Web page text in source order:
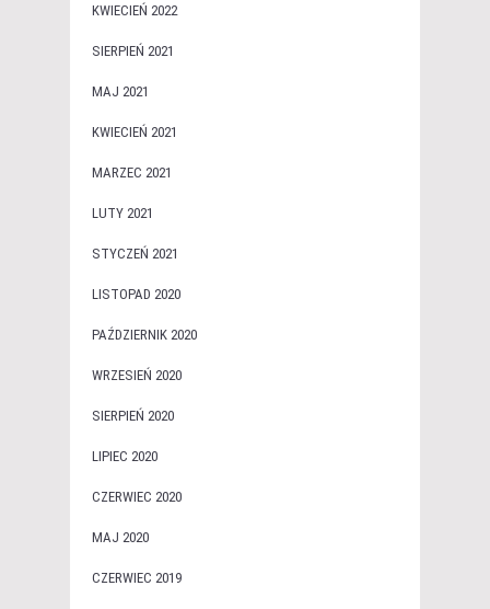
KWIECIEŃ 2022
SIERPIEŃ 2021
MAJ 2021
KWIECIEŃ 2021
MARZEC 2021
LUTY 2021
STYCZEŃ 2021
LISTOPAD 2020
PAŹDZIERNIK 2020
WRZESIEŃ 2020
SIERPIEŃ 2020
LIPIEC 2020
CZERWIEC 2020
MAJ 2020
CZERWIEC 2019